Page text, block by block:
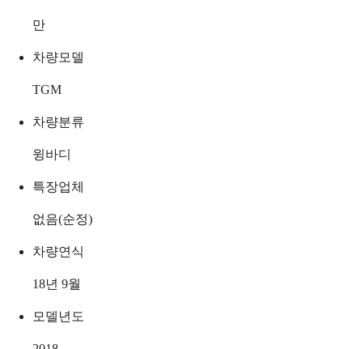
만
차량모델
TGM
차량분류
윙바디
특장업체
없음(순정)
차량연식
18년 9월
모델년도